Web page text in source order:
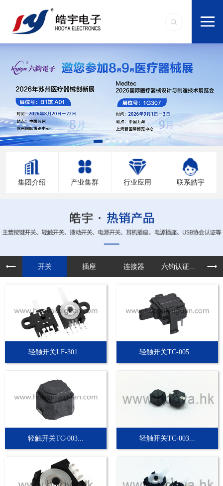
集团介绍 产业集群 行业应用 联系皓宇
开关 插座 连接器 六钧认证... 定
轻触开关LF-301... 轻触开关TC-005...
轻触开关TC-003... 轻触开关TC-003...